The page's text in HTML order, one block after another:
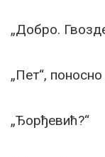
„Добро.
„Пет“,
„Ђорђевић?“